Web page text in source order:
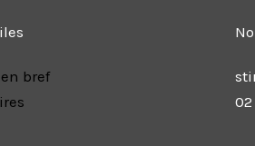
bref
02